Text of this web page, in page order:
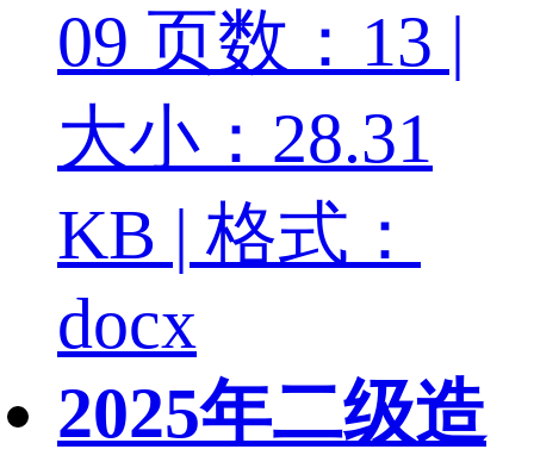
09 页数：13 |
大小：28.31
KB | 格式：
docx
2025年二级造